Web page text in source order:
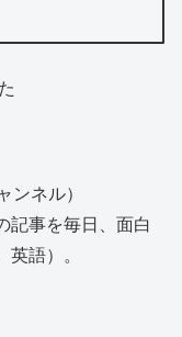
ネル）
記事を毎日、面白
語）。